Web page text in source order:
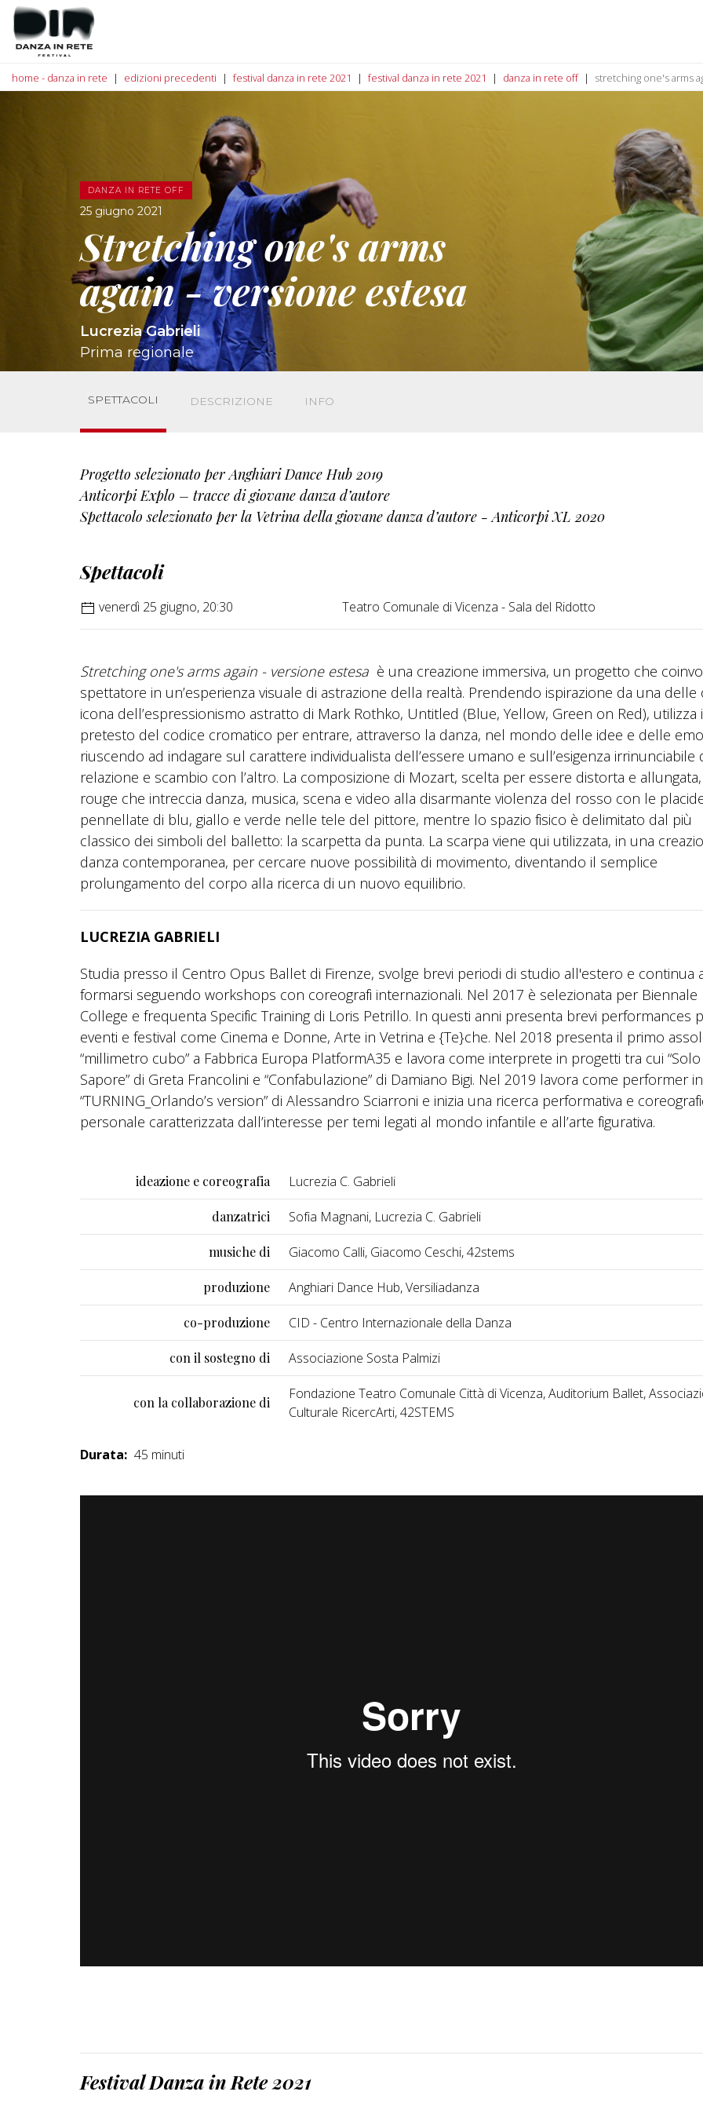
home - danza in rete edizioni precedenti festival danza in rete 2021 festival danza in rete 2021 danza in rete off stretching one's arms
DANZA IN RETE OFF
25 giugno 2021
Stretching one's arms
again - versione estesa
Lucrezia Gabrieli
Prima regionale
SPETTACOLI DESCRIZIONE INFO
Progetto selezionato per Anghiari Dance Hub 2019
Anticorpi Explo – tracce di giovane danza d’autore
Spettacolo selezionato per la Vetrina della giovane danza d’autore - Anticorpi XL 2020
Spettacoli
venerdì 25 giugno, 20:30 Teatro Comunale di Vicenza - Sala del Ridotto
Stretching one's arms again - versione estesa è una creazione immersiva, un progetto che
spettatore in un’esperienza visuale di astrazione della realtà. Prendendo ispirazione da una delle
icona dell’espressionismo astratto di Mark Rothko, Untitled (Blue, Yellow, Green on Red), utilizza
pretesto del codice cromatico per entrare, attraverso la danza, nel mondo delle idee e delle
riuscendo ad indagare sul carattere individualista dell’essere umano e sull’esigenza irrinunciabile
relazione e scambio con l’altro. La composizione di Mozart, scelta per essere distorta e
rouge che intreccia danza, musica, scena e video alla disarmante violenza del rosso con le
pennellate di blu, giallo e verde nelle tele del pittore, mentre lo spazio fisico è delimitato dal più
classico dei simboli del balletto: la scarpetta da punta. La scarpa viene qui utilizzata, in una
danza contemporanea, per cercare nuove possibilità di movimento, diventando il semplice
prolungamento del corpo alla ricerca di un nuovo equilibrio.
LUCREZIA GABRIELI
Studia presso il Centro Opus Ballet di Firenze, svolge brevi periodi di studio all'estero e continua
formarsi seguendo workshops con coreografi internazionali. Nel 2017 è selezionata per Biennale
College e frequenta Specific Training di Loris Petrillo. In questi anni presenta brevi performances
eventi e festival come Cinema e Donne, Arte in Vetrina e {Te}che. Nel 2018 presenta il primo
“millimetro cubo” a Fabbrica Europa PlatformA35 e lavora come interprete in progetti tra cui “Solo
Sapore” di Greta Francolini e “Confabulazione” di Damiano Bigi. Nel 2019 lavora come performer in
“TURNING_Orlando’s version” di Alessandro Sciarroni e inizia una ricerca performativa e
personale caratterizzata dall’interesse per temi legati al mondo infantile e all’arte figurativa.
ideazione e coreografia Lucrezia C. Gabrieli
danzatrici Sofia Magnani, Lucrezia C. Gabrieli
musiche di Giacomo Calli, Giacomo Ceschi, 42stems
produzione Anghiari Dance Hub, Versiliadanza
co-produzione CID - Centro Internazionale della Danza
con il sostegno di Associazione Sosta Palmizi
con la collaborazione di
Fondazione Teatro Comunale Città di Vicenza, Auditorium Ballet,
Culturale RicercArti, 42STEMS
Durata: 45 minuti
Festival Danza in Rete 2021